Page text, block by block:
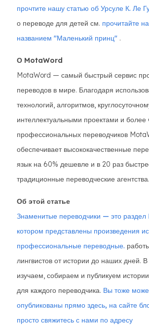
прочтите нашу статью об Урсуле К. Ле
о переводе для детей см. прочитайте
названием "Маленький принц" .
О MotaWord
MotaWord — самый быстрый сервис
переводов в мире. Благодаря
технологий, алгоритмов,
интеллектуальными проектами и
профессиональных переводчиков
обеспечивает высококачественные
язык на 60% дешевле и в 20 раз
традиционные переводческие агентства.
Об этой статье
Знаменитые переводчики — это
котором представлены произведения
профессиональные переводные.
лингвистов от истории до наших дней.
изучаем, собираем и публикуем
для каждого переводчика. Вы тоже
опубликованы прямо здесь, на сайте
просто свяжитесь с нами по адресу